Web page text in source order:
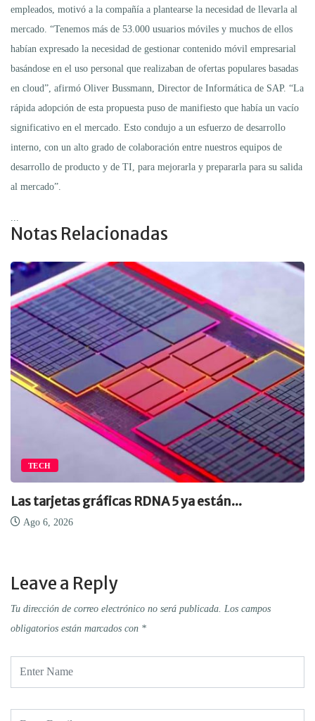
empleados, motivó a la compañía a plantearse la necesidad de llevarla al
mercado. “Tenemos más de 53.000 usuarios móviles y muchos de ellos
habían expresado la necesidad de gestionar contenido móvil empresarial
basándose en el uso personal que realizaban de ofertas populares basadas
en cloud”, afirmó Oliver Bussmann, Director de Informática de SAP. “La
rápida adopción de esta propuesta puso de manifiesto que había un vacío
significativo en el mercado. Esto condujo a un esfuerzo de desarrollo
interno, con un alto grado de colaboración entre nuestros equipos de
desarrollo de producto y de TI, para mejorarla y prepararla para su salida
al mercado”.
Notas Relacionadas
TECH
Las tarjetas gráficas RDNA 5 ya están...
Ago 6, 2026
Leave a Reply
Tu dirección de correo electrónico no será publicada. Los campos
obligatorios están marcados con *